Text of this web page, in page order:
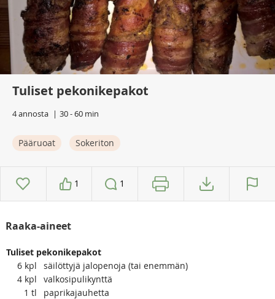
Tuliset pekonikepakot
4 annosta 30 - 60 min
Pääruoat Sokeriton
1 1
Raaka-aineet
Tuliset pekonikepakot
6 kpl
säilöttyjä jalopenoja (tai enemmän)
4 kpl
valkosipulikynttä
1 tl
paprikajauhetta